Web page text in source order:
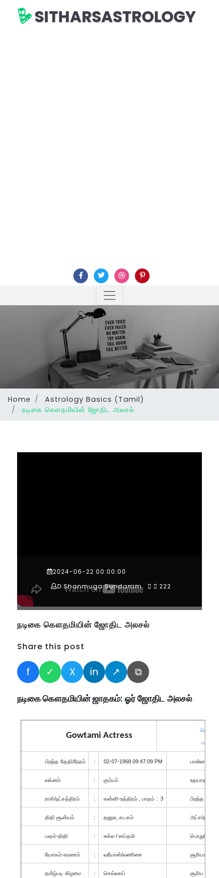
SITHARSASTROLOGY
Home
Astrology Basics (Tamil)
நடிகை கௌதமியின் ஜோதிட அலசல்
2024-06-22 00:00:00
D.Shanmuga Sundaram
222
நடிகை கௌதமியின் ஜோதிட அலசல்
Share this post
f ✓ X in ↗ ⧉
நடிகை கௌதமியின் ஜாதகம்: ஓர் ஜோதிட அலசல்
Gowtami Actress
ஜெனனீ
பிறந்த தேதி/நேரம் : 02-07-1968 09:47:09 PM பாலினம்
லக்னம் : கும்பம் உதயாதி
ராசி/நட்சத்திரம் : கன்னி-உத்திரம் , பாதம் : 3 பிறந்த
திதி சூன்யம் : தனுசு, கடகம் அட்ச/
பஷம்-திதி : சுக்ல / ஸப்தமி பொதுநேரம்
யோகம்-கரணம் : வரீயான்/வணிசை சூரியஉதயம்
தமிழ்படி கிழமை : செவ்வாய் சூரிய